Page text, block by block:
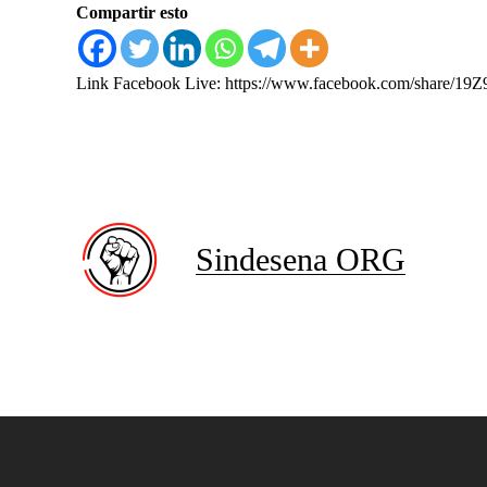
Compartir esto
Link Facebook Live: https://www.facebook.com/share/
Sindesena ORG